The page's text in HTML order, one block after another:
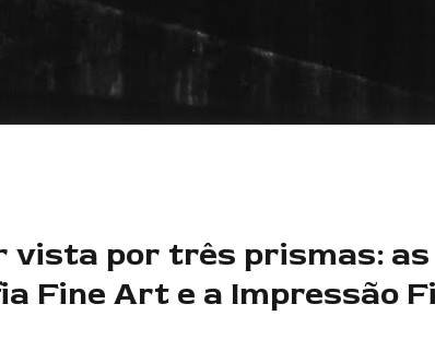
vista por três prismas: as
Fine Art e a Impressão